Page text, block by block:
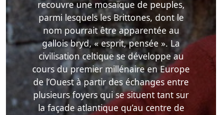
recouvre une mosaïque de peuples,
parmi lesquels les Brittones, dont le
nom pourrait être apparentée au
gallois bryd, « esprit, pensée ». La
civilisation celtique se développe au
cours du premier millénaire en Europe
de l’Ouest à partir des échanges entre
plusieurs foyers qui se situent tant sur
la façade atlantique qu’au centre de